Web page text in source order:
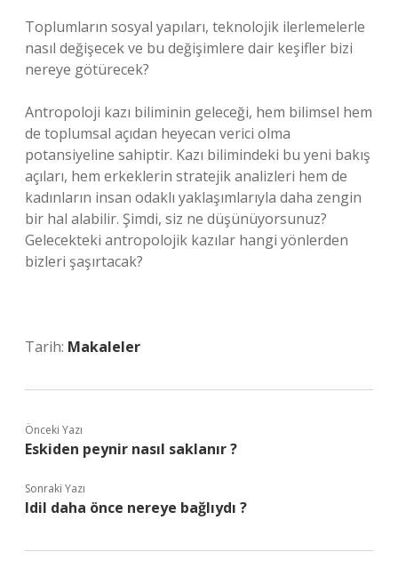
Toplumların sosyal yapıları, teknolojik ilerlemelerle
nasıl değişecek ve bu değişimlere dair keşifler bizi
nereye götürecek?
Antropoloji kazı biliminin geleceği, hem bilimsel hem
de toplumsal açıdan heyecan verici olma
potansiyeline sahiptir. Kazı bilimindeki bu yeni bakış
açıları, hem erkeklerin stratejik analizleri hem de
kadınların insan odaklı yaklaşımlarıyla daha zengin
bir hal alabilir. Şimdi, siz ne düşünüyorsunuz?
Gelecekteki antropolojik kazılar hangi yönlerden
bizleri şaşırtacak?
Tarih: Makaleler
Önceki Yazı
Eskiden peynir nasıl saklanır ?
Sonraki Yazı
Idil daha önce nereye bağlıydı ?